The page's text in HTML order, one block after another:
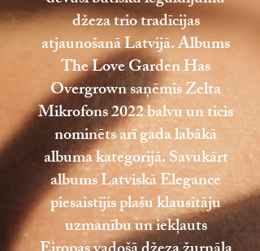
džeza trio tradīcijas
atjaunošanā Latvijā. Albums
The Love Garden Has
Overgrown saņēmis Zelta
Mikrofons 2022 balvu un ticis
nominēts arī gada labākā
albuma kategorijā. Savukārt
albums Latviskā Elegance
piesaistījis plašu klausītāju
uzmanību un iekļauts